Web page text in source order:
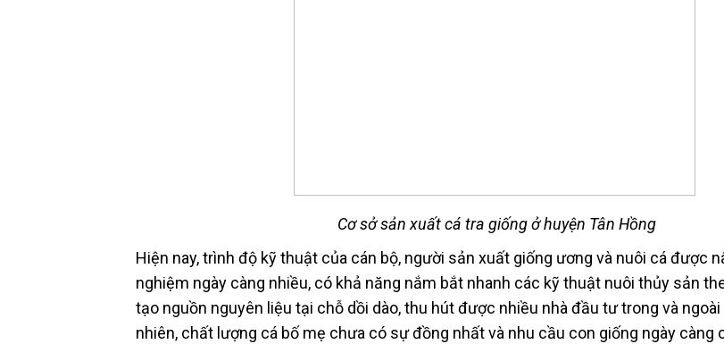
Cơ sở sản xuất cá tra giống ở huyện Tân Hồng
Hiện nay, trình độ kỹ thuật của cán bộ, người sản xuất giống ương và nuôi cá được
nghiệm ngày càng nhiều, có khả năng nắm bắt nhanh các kỹ thuật nuôi thủy sản
tạo nguồn nguyên liệu tại chỗ dồi dào, thu hút được nhiều nhà đầu tư trong và
nhiên, chất lượng cá bố mẹ chưa có sự đồng nhất và nhu cầu con giống ngày càng